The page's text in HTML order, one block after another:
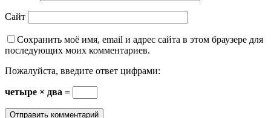
Сайт
Сохранить моё имя, email и адрес сайта в этом браузере для
последующих моих комментариев.
Пожалуйста, введите ответ цифрами:
четыре × два =